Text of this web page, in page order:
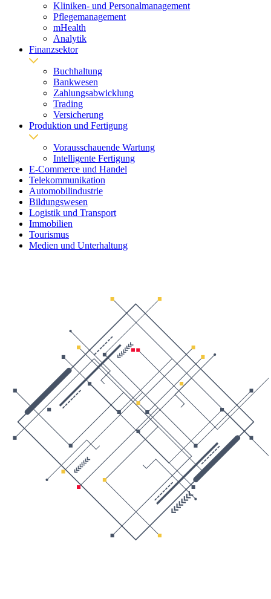
Kliniken- und Personalmanagement
Pflegemanagement
mHealth
Analytik
Finanzsektor
Buchhaltung
Bankwesen
Zahlungsabwicklung
Trading
Versicherung
Produktion und Fertigung
Vorausschauende Wartung
Intelligente Fertigung
E-Commerce und Handel
Telekommunikation
Automobilindustrie
Bildungswesen
Logistik und Transport
Immobilien
Tourismus
Medien und Unterhaltung